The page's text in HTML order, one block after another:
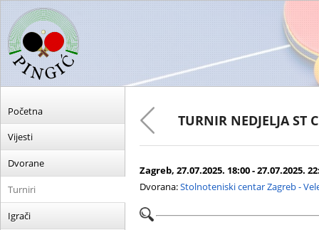
Početna
Vijesti
Dvorane
Turniri
Igrači
TURNIR NEDJELJA ST
Zagreb, 27.07.2025. 18:00 - 27.07.2025.
Dvorana:Stolnoteniski centar Zagreb -